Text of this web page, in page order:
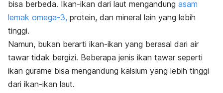
bisa berbeda. Ikan-ikan dari laut mengandung asam
lemak omega-3, protein, dan mineral lain yang lebih
tinggi.
Namun, bukan berarti ikan-ikan yang berasal dari air
tawar tidak bergizi. Beberapa jenis ikan tawar seperti
ikan gurame bisa mengandung kalsium yang lebih tinggi
dari ikan-ikan laut.